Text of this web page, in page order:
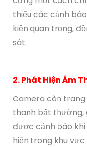
thiểu các cảnh
kiện quan trọng,
sát.
2. Phát Hiện Âm
Camera còn
thanh bất thường,
được cảnh báo khi
hiện trong khu